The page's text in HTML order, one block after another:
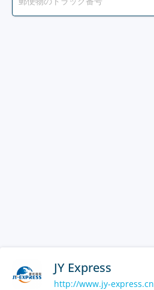
JY Express
http://www.jy-express.cn